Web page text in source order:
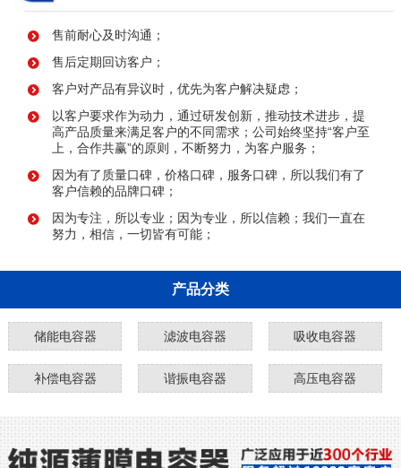
售前耐心及时沟通；
售后定期回访客户；
客户对产品有异议时，优先为客户解决疑虑；
以客户要求作为动力，通过研发创新，推动技术进步，提
高产品质量来满足客户的不同需求；公司始终坚持“客户至
上，合作共赢”的原则，不断努力，为客户服务；
因为有了质量口碑，价格口碑，服务口碑，所以我们有了
客户信赖的品牌口碑；
因为专注，所以专业；因为专业，所以信赖；我们一直在
努力，相信，一切皆有可能；
产品分类
储能电容器 滤波电容器 吸收电容器
补偿电容器 谐振电容器 高压电容器